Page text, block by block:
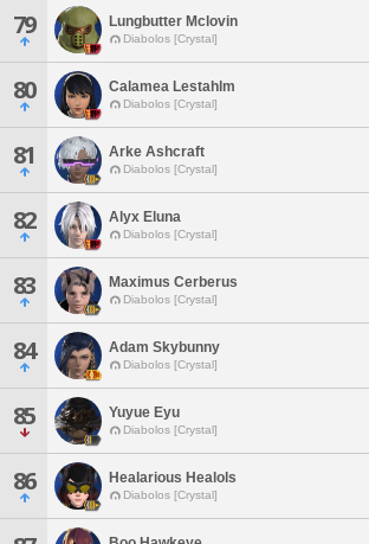
79 Lungbutter Mclovin
Diabolos [Crystal]
80 Calamea Lestahlm
Diabolos [Crystal]
81 Arke Ashcraft
Diabolos [Crystal]
82 Alyx Eluna
Diabolos [Crystal]
83 Maximus Cerberus
Diabolos [Crystal]
84 Adam Skybunny
Diabolos [Crystal]
85 Yuyue Eyu
Diabolos [Crystal]
86 Healarious Healols
Diabolos [Crystal]